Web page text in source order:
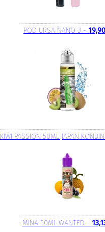
POD URSA NANO 3 -
KIWI PASSION 50ML JAPAN
MINA 50ML WANTED -